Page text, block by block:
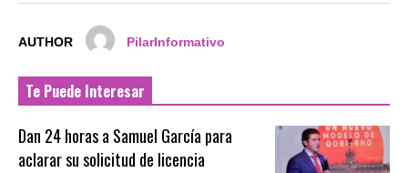
AUTHOR PilarInformativo
Te Puede Interesar
Dan 24 horas a Samuel García para
aclarar su solicitud de licencia